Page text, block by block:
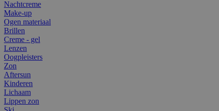
Nachtcreme
Make-up
Ogen materiaal
Brillen
Creme - gel
Lenzen
Oogpleisters
Zon
Aftersun
Kinderen
Lichaam
Lippen zon